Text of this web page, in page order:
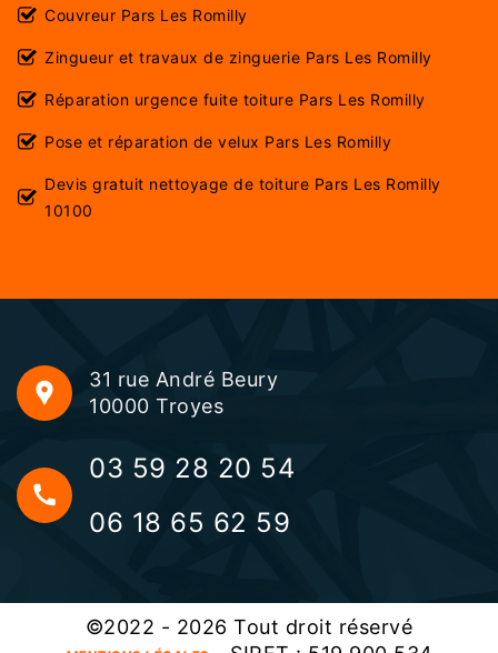
Couvreur Pars Les Romilly
Zingueur et travaux de zinguerie Pars Les Romilly
Réparation urgence fuite toiture Pars Les Romilly
Pose et réparation de velux Pars Les Romilly
Devis gratuit nettoyage de toiture Pars Les Romilly
10100
31 rue André Beury
10000 Troyes
03 59 28 20 54
06 18 65 62 59
©2022 - 2026 Tout droit réservé